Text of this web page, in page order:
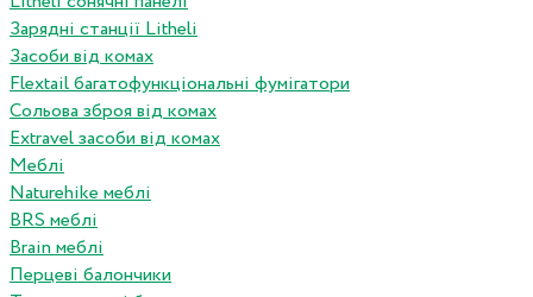
Зарядні станції Litheli
Засоби від комах
Flextail багатофункціональні фумігатори
Сольова зброя від комах
Extravel засоби від комах
Меблі
Naturehike меблі
BRS меблі
Brain меблі
Перцеві балончики